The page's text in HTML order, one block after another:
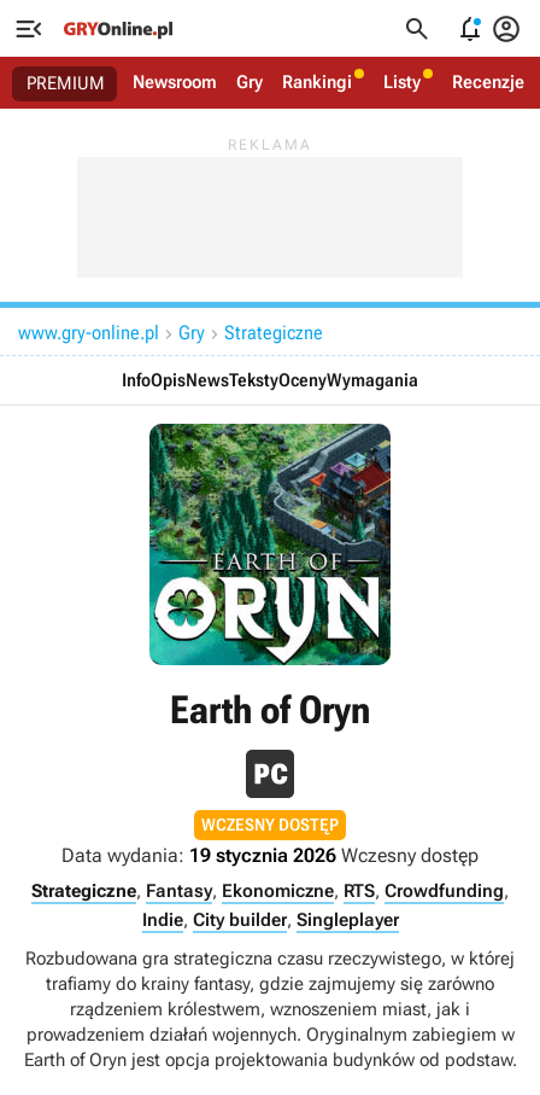
   
PREMIUM Newsroom Gry Rankingi Listy Recenzje
www.gry-online.pl  Gry  Strategiczne
InfoOpisNewsTekstyOcenyWymagania
Earth of Oryn
WCZESNY DOSTĘP
Data wydania: 19 stycznia 2026 Wczesny dostęp
Strategiczne, Fantasy, Ekonomiczne, RTS, Crowdfunding,
Indie, City builder, Singleplayer
Rozbudowana gra strategiczna czasu rzeczywistego, w której
trafiamy do krainy fantasy, gdzie zajmujemy się zarówno
rządzeniem królestwem, wznoszeniem miast, jak i
prowadzeniem działań wojennych. Oryginalnym zabiegiem w
Earth of Oryn jest opcja projektowania budynków od podstaw.